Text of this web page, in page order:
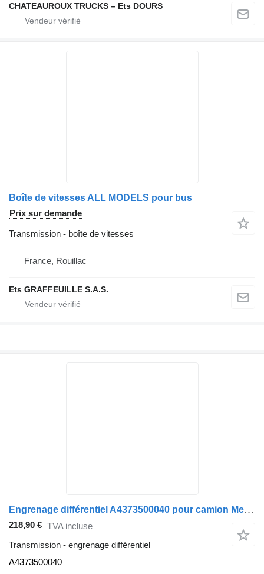
CHATEAUROUX TRUCKS – Ets DOURS
Boîte de vitesses ALL MODELS pour bus
Prix sur demande
Transmission - boîte de vitesses
France, Rouillac
Ets GRAFFEUILLE S.A.S.
Engrenage différentiel A4373500040 pour camion Mercedes-Benz
218,90 € TVA incluse
Transmission - engrenage différentiel
A4373500040